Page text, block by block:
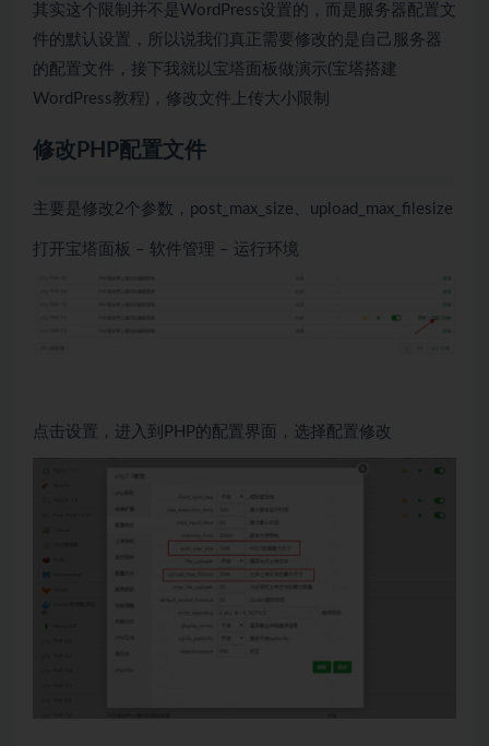
其实这个限制并不是WordPress设置的，而是服务器配置文
件的默认设置，所以说我们真正需要修改的是自己服务器
的配置文件，接下我就以宝塔面板做演示(宝塔搭建
WordPress教程)，修改文件上传大小限制
修改PHP配置文件
主要是修改2个参数，post_max_size、upload_max_filesize
打开宝塔面板 – 软件管理 – 运行环境
点击设置，进入到PHP的配置界面，选择配置修改